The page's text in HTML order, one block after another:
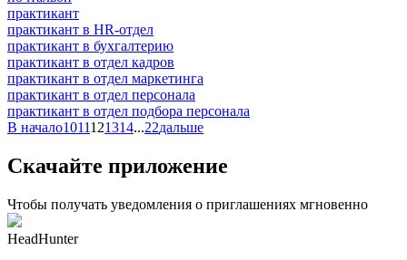
практикант
практикант в HR-отдел
практикант в бухгалтерию
практикант в отдел кадров
практикант в отдел маркетинга
практикант в отдел персонала
практикант в отдел подбора персонала
В начало1011121314...22дальше
Скачайте приложение
Чтобы получать уведомления о приглашениях мгновенно
HeadHunter